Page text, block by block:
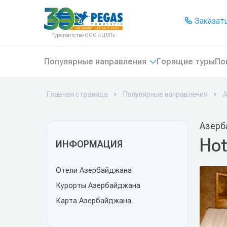
На главную
Турагентство ООО «ЦМТ»
Популярные направления Горящие туры
Главная страница Популярные направления
ИНФОРМАЦИЯ
Отели Азербайджана
Курорты Азербайджана
Карта Азербайджана